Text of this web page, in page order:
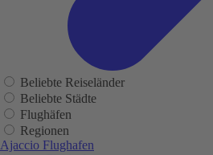
Beliebte Reiseländer
Beliebte Städte
Flughäfen
Regionen
Ajaccio Flughafen